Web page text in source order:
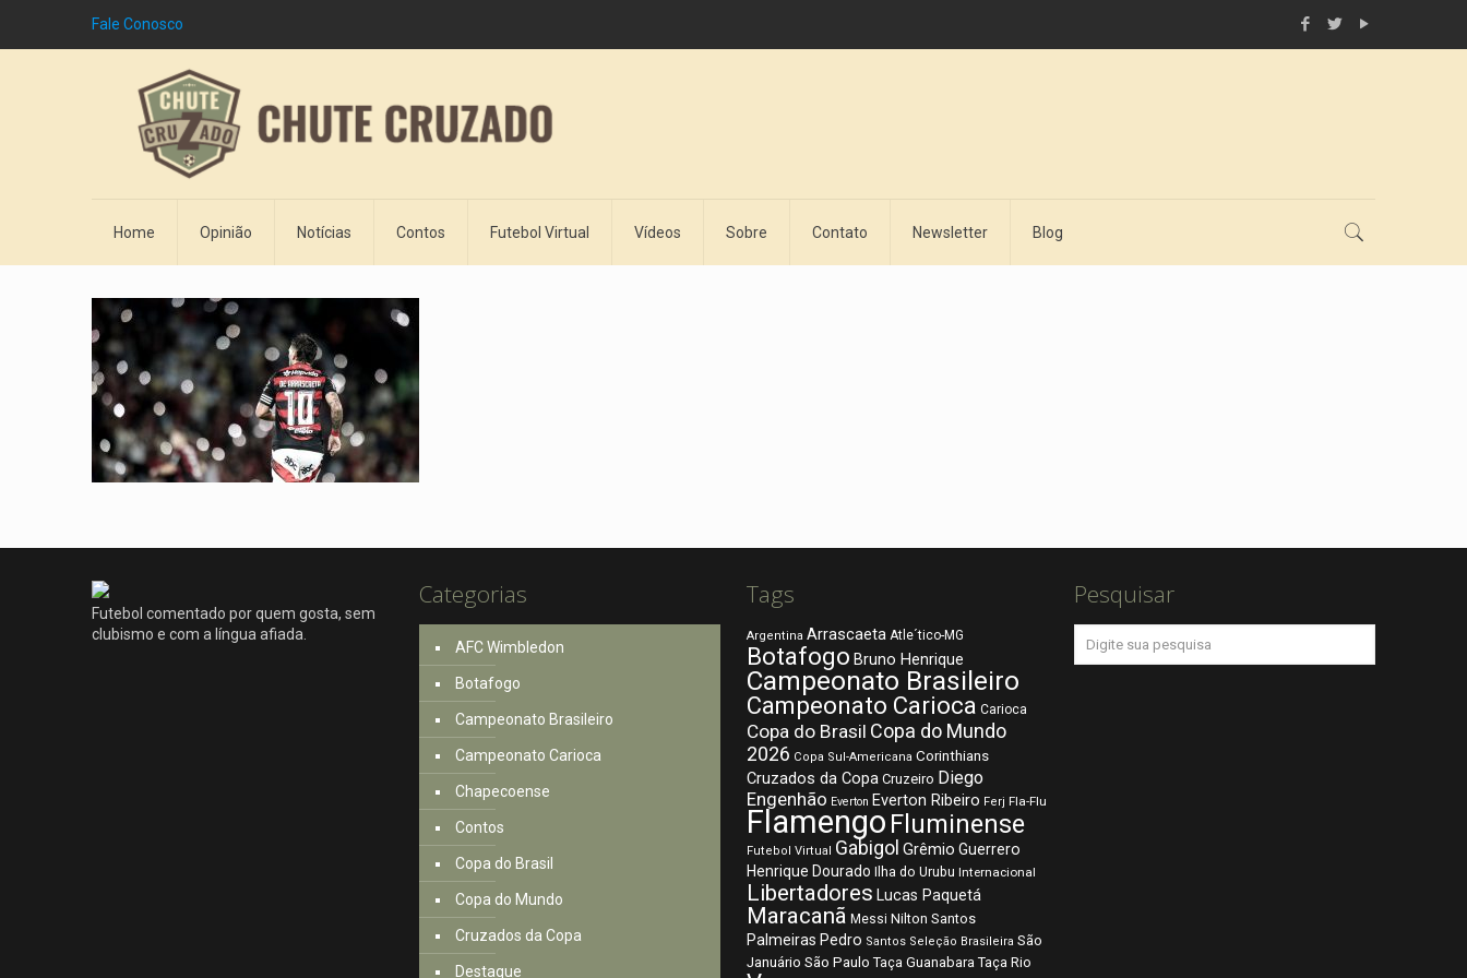
Fale Conosco
Home Opinião Notícias Contos Futebol Virtual Vídeos Sobre Contato Newsletter Blog
Futebol comentado por quem gosta, sem
clubismo e com a língua afiada.
Categorias
AFC Wimbledon
Botafogo
Campeonato Brasileiro
Campeonato Carioca
Chapecoense
Contos
Copa do Brasil
Copa do Mundo
Cruzados da Copa
Destaque
Tags
Argentina Arrascaeta Atle´tico-MG
Botafogo Bruno Henrique
Campeonato Brasileiro
Campeonato Carioca Carioca
Copa do Brasil Copa do Mundo
2026 Copa Sul-Americana Corinthians
Cruzados da Copa Cruzeiro Diego
Engenhão Everton Everton Ribeiro Ferj Fla-Flu
Flamengo Fluminense
Futebol Virtual Gabigol Grêmio Guerrero
Henrique Dourado Ilha do Urubu Internacional
Libertadores Lucas Paquetá
Maracanã Messi Nilton Santos
Palmeiras Pedro Santos Seleção Brasileira São
Januário São Paulo Taça Guanabara Taça Rio
Pesquisar